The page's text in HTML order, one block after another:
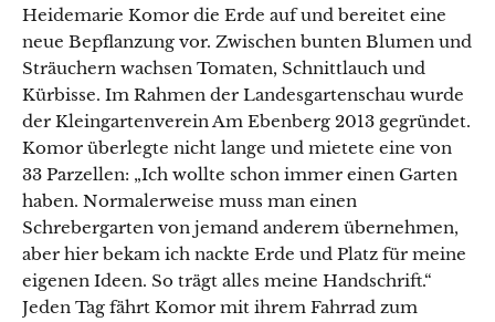
Heidemarie Komor die Erde auf und bereitet eine
neue Bepflanzung vor. Zwischen bunten Blumen und
Sträuchern wachsen Tomaten, Schnittlauch und
Kürbisse. Im Rahmen der Landesgartenschau wurde
der Kleingartenverein Am Ebenberg 2013 gegründet.
Komor überlegte nicht lange und mietete eine von
33 Parzellen: „Ich wollte schon immer einen Garten
haben. Normalerweise muss man einen
Schrebergarten von jemand anderem übernehmen,
aber hier bekam ich nackte Erde und Platz für meine
eigenen Ideen. So trägt alles meine Handschrift.“
Jeden Tag fährt Komor mit ihrem Fahrrad zum